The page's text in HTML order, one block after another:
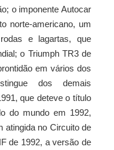
o imponente Autocar
norte-americano, um
e lagartas, que
o Triumph TR3 de
em vários dos
dos demais
que deteve o título
do mundo em 1992,
atingida no Circuito de
de 1992, a versão de